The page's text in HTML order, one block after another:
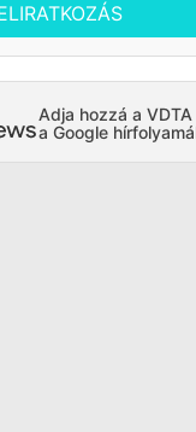
Adja hozzá a
a Google